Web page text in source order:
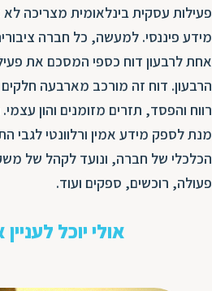
פעילות עסקית בינלאומית מצריכה
מידע פיננסי. למעשה, כל חברה
אחת לרבעון דוח כספי המסכם את
הרבעון. דוח זה מורכב מארבעה חלקים
רווח והפסד, תזרים מזומנים והון
מנת לספק מידע אמין ורלוונטי לגבי
הכלכלי של חברה, ונועד לקהל של
פעולה, רוכשים, ספקים ועוד.
אולי יוכל